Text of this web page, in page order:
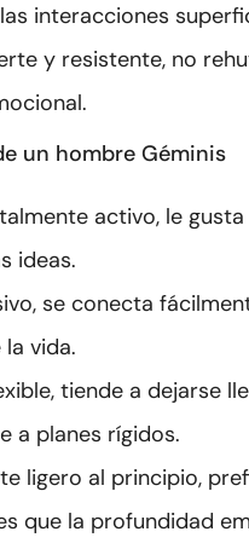
interacciones
y resistente, no
un hombre Géminis
activo, le
ideas.
se conecta
vida.
tiende a dejarse
a planes rígidos.
ligero al principio,
que la profundidad